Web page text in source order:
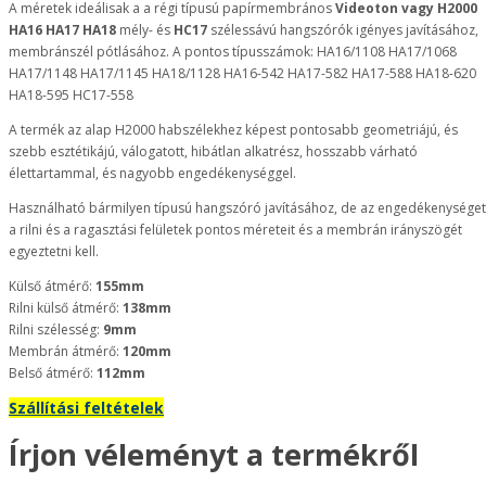
A méretek ideálisak a a régi típusú papírmembránosVideoton vagy H2000
HA16 HA17 HA18 mély- és HC17 szélessávú hangszórók igényes javításához,
membránszél pótlásához. A pontos típusszámok: HA16/1108 HA17/1068
HA17/1148 HA17/1145 HA18/1128 HA16-542 HA17-582 HA17-588 HA18-620
HA18-595 HC17-558
A termék az alap H2000 habszélekhez képest pontosabb geometriájú, és
szebb esztétikájú, válogatott, hibátlan alkatrész, hosszabb várható
élettartammal, és nagyobb engedékenységgel.
Használható bármilyen típusú hangszóró javításához, de az
a rilni és a ragasztási felületek pontos méreteit és a membrán irányszögét
egyeztetni kell.
Külső átmérő: 155mm
Rilni külső átmérő: 138mm
Rilni szélesség: 9mm
Membrán átmérő: 120mm
Belső átmérő: 112mm
Szállítási feltételek
Írjon véleményt a termékről